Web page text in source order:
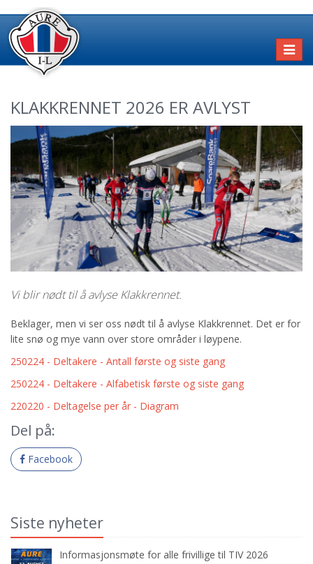
KLAKKRENNET 2026 ER AVLYST
Vi blir nødt til å avlyse Klakkrennet.
Beklager, men vi ser oss nødt til å avlyse Klakkrennet. Det er for
lite snø og mye vann over store områder i løypene.
250224 - Deltakere - Antall første og siste gang
250224 - Deltakere - Alfabetisk første og siste gang
220220 - Deltagelse per år - Diagram
Del på:
Facebook
Siste nyheter
Informasjonsmøte for alle frivillige til TIV 2026